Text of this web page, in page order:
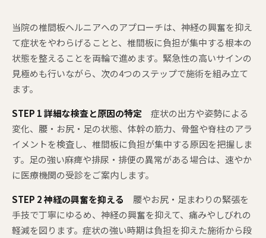
当院の椎間板ヘルニアへのアプローチは、神経の興奮を抑え
て症状をやわらげることと、椎間板に負担が集中する根本の
状態を整えることを両輪で進めます。緊急性の高いサインの
見極めも行いながら、次の4つのステップで施術を組み立て
ます。
STEP 1 詳細な検査と原因の特定 症状の出方や姿勢による
変化、腰・お尻・足の状態、体幹の筋力、骨盤や脊柱のアラ
イメントを検査し、椎間板に負担が集中する原因を把握しま
す。足の強い麻痺や排尿・排便の異常がある場合は、速やか
に医療機関の受診をご案内します。
STEP 2 神経の興奮を抑える 腰やお尻・足まわりの緊張を
手技で丁寧にゆるめ、神経の興奮を抑えて、痛みやしびれの
軽減を図ります。症状の強い時期は負担を抑えた施術から段